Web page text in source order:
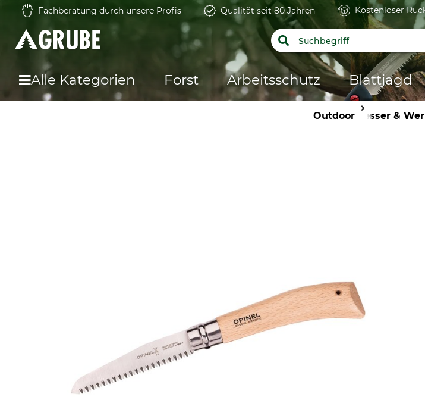
Fachberatung durch unsere Profis Qualität seit 80 Jahren Kostenloser
Alle Kategorien Forst Arbeitsschutz Blattjagd
OutdoorMesser &